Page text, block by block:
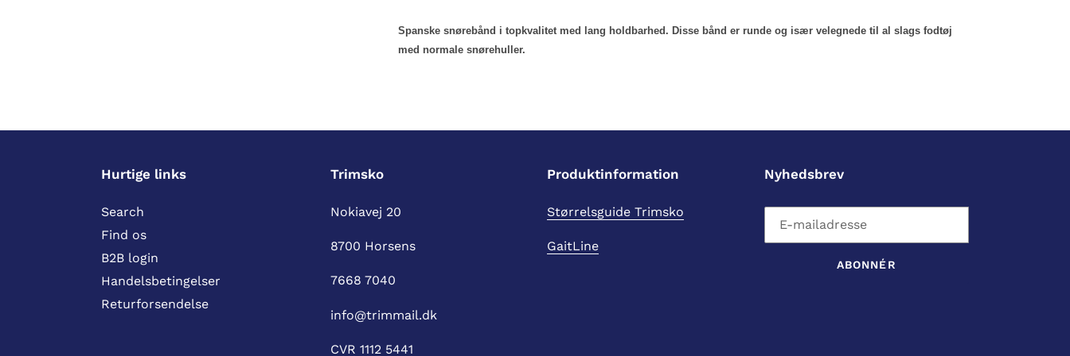
produkt
Spanske snørebånd i topkvalitet med lang holdbarhed. Disse bånd er runde og især velegnede til al slags fodtøj
med normale snørehuller.
Hurtige links
Search
Find os
B2B login
Handelsbetingelser
Returforsendelse
Trimsko
Nokiavej 20
8700 Horsens
7668 7040
info@trimmail.dk
CVR 1112 5441
Produktinformation
Størrelsguide Trimsko
GaitLine
Nyhedsbrev
ABONNÉR